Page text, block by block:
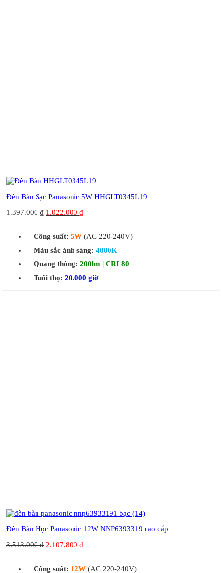
Đèn Bàn Sạc Panasonic 5W HHGLT0345L19
1.397.000₫ 1.022.000 ₫
Công suất: 5W (AC 220-240V)
Màu sắc ánh sáng: 4000K
Quang thông: 200lm | CRI 80
Tuổi thọ: 20.000 giờ
Đèn Bàn Học Panasonic 12W NNP6393319 cao cấp
3.513.000₫ 2.107.800 ₫
Công suất: 12W (AC 220-240V)